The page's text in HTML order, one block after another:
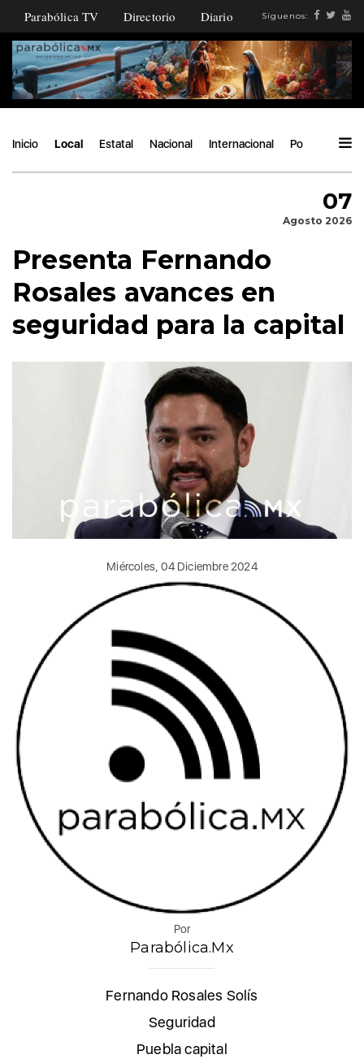
Parabólica TV Directorio Diario Síguenos:
Inicio Local Estatal Nacional Internacional Política
07
Agosto 2026
Presenta Fernando
Rosales avances en
seguridad para la capital
Miércoles, 04 Diciembre 2024
Por
Parabólica.Mx
Fernando Rosales Solís
Seguridad
Puebla capital